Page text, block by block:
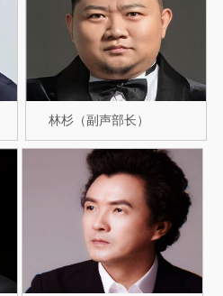
林杉（副声部长）